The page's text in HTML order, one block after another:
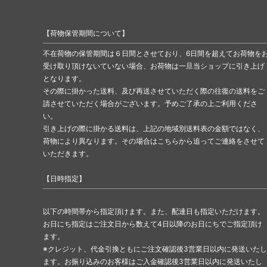
【荷物保管期間について】
不在荷物の保管期間は６日間とさせており、6日間を超えてお荷物を
受け取り頂けないていない場合、お荷物は一旦当ショップに引き上げ
となります。
その際に掛かった送料、及び再送させていただく際の往復の送料をご
請させていただく場合がございます。予めご了承の上ご利用くださ
い。
引き上げの際に掛かる送料は、上記の地域別送料表の金額ではなく、
荷物により異なります。その場合はこちらから追ってご連絡をさせて
いただきます。
【日時指定】
以下の時間帯から指定頂けます。また、配達日も指定いただけます。
お日にち指定はご注文日から数えて4日以降のお日にちでご指定頂け
ます。
※クレジット、代金引換ともにご注文確認後3営業日以内に発送いたし
ます。お振り込みのお客様はご入金確認後3営業日以内に発送いたし